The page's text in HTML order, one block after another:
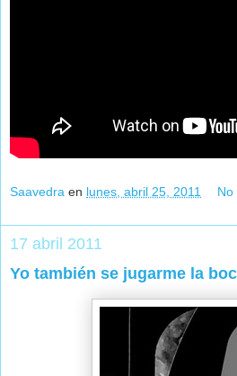
Saavedra en lunes, abril 25, 2011 No
17 abril 2011
Yo también se jugarme la